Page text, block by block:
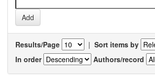
Results/Page | Sort items by
In order
Authors/record